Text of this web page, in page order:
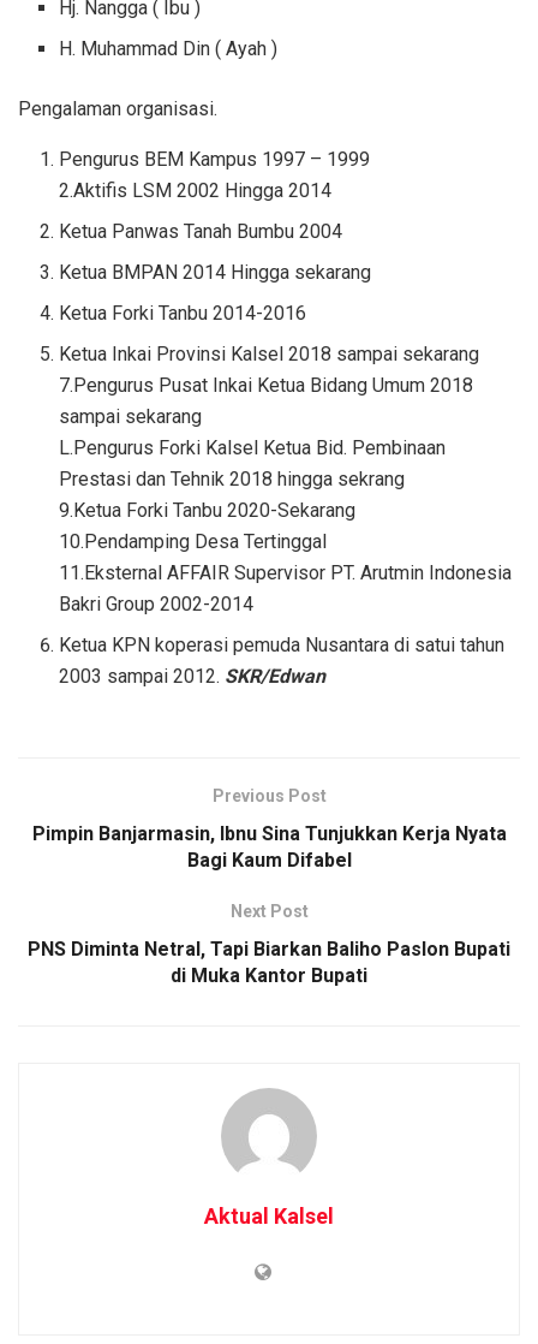
Hj. Nangga ( Ibu )
H. Muhammad Din ( Ayah )
Pengalaman organisasi.
Pengurus BEM Kampus 1997 – 1999
2.Aktifis LSM 2002 Hingga 2014
Ketua Panwas Tanah Bumbu 2004
Ketua BMPAN 2014 Hingga sekarang
Ketua Forki Tanbu 2014-2016
Ketua Inkai Provinsi Kalsel 2018 sampai sekarang
7.Pengurus Pusat Inkai Ketua Bidang Umum 2018
sampai sekarang
L.Pengurus Forki Kalsel Ketua Bid. Pembinaan
Prestasi dan Tehnik 2018 hingga sekrang
9.Ketua Forki Tanbu 2020-Sekarang
10.Pendamping Desa Tertinggal
11.Eksternal AFFAIR Supervisor PT. Arutmin Indonesia
Bakri Group 2002-2014
Ketua KPN koperasi pemuda Nusantara di satui tahun
2003 sampai 2012. SKR/Edwan
Previous Post
Pimpin Banjarmasin, Ibnu Sina Tunjukkan Kerja Nyata
Bagi Kaum Difabel
Next Post
PNS Diminta Netral, Tapi Biarkan Baliho Paslon Bupati
di Muka Kantor Bupati
Aktual Kalsel